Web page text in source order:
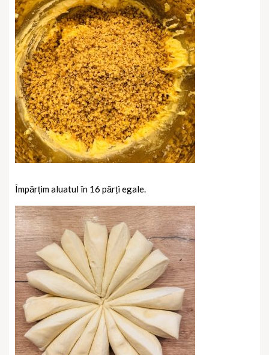
Împărțim aluatul în 16 părți egale.